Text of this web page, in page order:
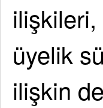
ilişkileri,
üyelik
ilişkin